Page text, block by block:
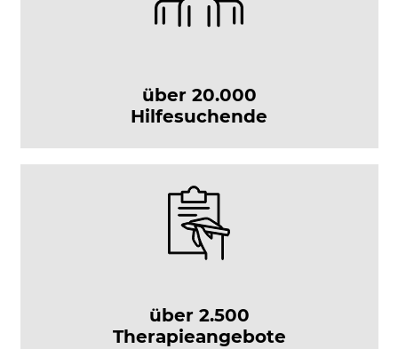
über 20.000
Hilfesuchende
über 2.500
Therapieangebote